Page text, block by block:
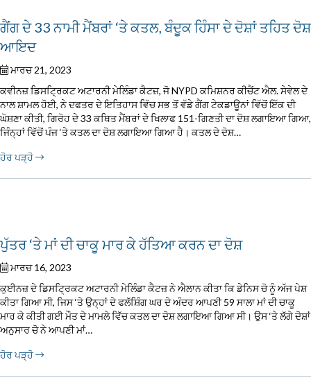
ਗੈਂਗ ਦੇ 33 ਨਾਮੀ ਮੈਂਬਰਾਂ ‘ਤੇ ਕਤਲ, ਬੰਦੂਕ ਹਿੰਸਾ ਦੇ ਦੋਸ਼ਾਂ ਤਹਿਤ ਦੋਸ਼
ਆਇਦ
ਮਾਰਚ 21, 2023
ਕਵੀਨਜ਼ ਡਿਸਟ੍ਰਿਕਟ ਅਟਾਰਨੀ ਮੇਲਿੰਡਾ ਕੈਟਜ਼, ਜੋ NYPD ਕਮਿਸ਼ਨਰ ਕੀਚੈਂਟ ਐਲ. ਸੇਵੇਲ ਦੇ
ਨਾਲ ਸ਼ਾਮਲ ਹੋਈ, ਨੇ ਦਫਤਰ ਦੇ ਇਤਿਹਾਸ ਵਿੱਚ ਸਭ ਤੋਂ ਵੱਡੇ ਗੈਂਗ ਟੇਕਡਾਊਨਾਂ ਵਿੱਚੋਂ ਇੱਕ ਦੀ
ਘੋਸ਼ਣਾ ਕੀਤੀ, ਗਿਰੋਹ ਦੇ 33 ਕਥਿਤ ਮੈਂਬਰਾਂ ਦੇ ਖਿਲਾਫ 151-ਗਿਣਤੀ ਦਾ ਦੋਸ਼ ਲਗਾਇਆ ਗਿਆ,
ਜਿੰਨ੍ਹਾਂ ਵਿੱਚੋਂ ਪੰਜ ‘ਤੇ ਕਤਲ ਦਾ ਦੋਸ਼ ਲਗਾਇਆ ਗਿਆ ਹੈ। ਕਤਲ ਦੇ ਦੋਸ਼…
ਹੋਰ ਪੜ੍ਹੋ
ਪੁੱਤਰ ‘ਤੇ ਮਾਂ ਦੀ ਚਾਕੂ ਮਾਰ ਕੇ ਹੱਤਿਆ ਕਰਨ ਦਾ ਦੋਸ਼
ਮਾਰਚ 16, 2023
ਕੁਈਨਜ਼ ਦੇ ਡਿਸਟ੍ਰਿਕਟ ਅਟਾਰਨੀ ਮੇਲਿੰਡਾ ਕੈਟਜ਼ ਨੇ ਐਲਾਨ ਕੀਤਾ ਕਿ ਡੇਨਿਸ ਚੋ ਨੂੰ ਅੱਜ ਪੇਸ਼
ਕੀਤਾ ਗਿਆ ਸੀ, ਜਿਸ ‘ਤੇ ਉਨ੍ਹਾਂ ਦੇ ਫਲੱਸ਼ਿੰਗ ਘਰ ਦੇ ਅੰਦਰ ਆਪਣੀ 59 ਸਾਲਾ ਮਾਂ ਦੀ ਚਾਕੂ
ਮਾਰ ਕੇ ਕੀਤੀ ਗਈ ਮੌਤ ਦੇ ਮਾਮਲੇ ਵਿੱਚ ਕਤਲ ਦਾ ਦੋਸ਼ ਲਗਾਇਆ ਗਿਆ ਸੀ। ਉਸ ‘ਤੇ ਲੱਗੇ ਦੋਸ਼ਾਂ
ਅਨੁਸਾਰ ਚੋ ਨੇ ਆਪਣੀ ਮਾਂ…
ਹੋਰ ਪੜ੍ਹੋ